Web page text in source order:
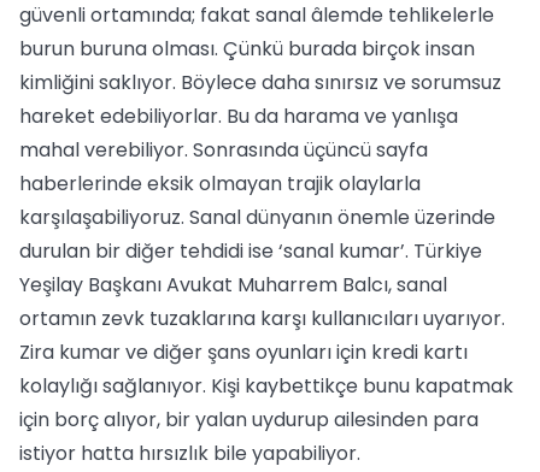
güvenli ortamında; fakat sanal âlemde tehlikelerle
burun buruna olması. Çünkü burada birçok insan
kimliğini saklıyor. Böylece daha sınırsız ve sorumsuz
hareket edebiliyorlar. Bu da harama ve yanlışa
mahal verebiliyor. Sonrasında üçüncü sayfa
haberlerinde eksik olmayan trajik olaylarla
karşılaşabiliyoruz. Sanal dünyanın önemle üzerinde
durulan bir diğer tehdidi ise ‘sanal kumar’. Türkiye
Yeşilay Başkanı Avukat Muharrem Balcı, sanal
ortamın zevk tuzaklarına karşı kullanıcıları uyarıyor.
Zira kumar ve diğer şans oyunları için kredi kartı
kolaylığı sağlanıyor. Kişi kaybettikçe bunu kapatmak
için borç alıyor, bir yalan uydurup ailesinden para
istiyor hatta hırsızlık bile yapabiliyor.